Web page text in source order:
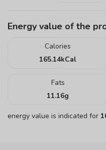
Energy value of the
Calories
165.14kCal
Fats
11.16g
energy value is indicated for